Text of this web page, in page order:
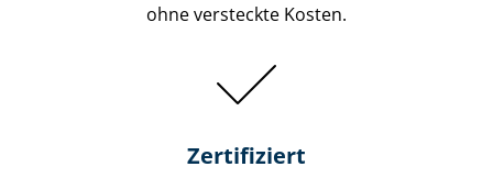
ohne versteckte Kosten.
Zertifiziert